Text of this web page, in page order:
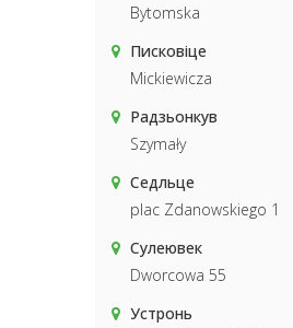
Bytomska
Писковіце
Mickiewicza
Радзьонкув
Szymały
Седльце
plac Zdanowskiego 1
Сулеювек
Dworcowa 55
Устронь